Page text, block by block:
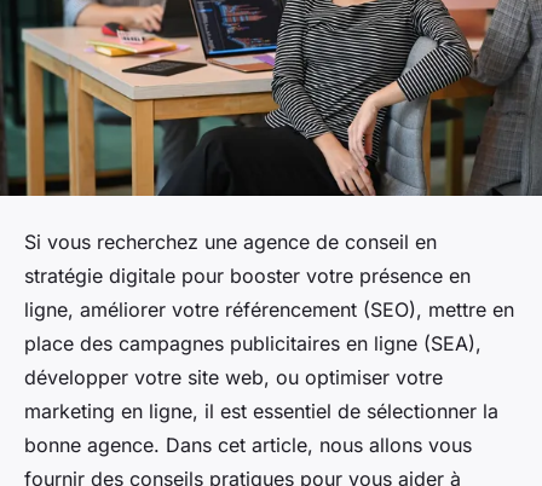
Si vous recherchez une agence de conseil en
stratégie digitale pour booster votre présence en
ligne, améliorer votre référencement (SEO), mettre en
place des campagnes publicitaires en ligne (SEA),
développer votre site web, ou optimiser votre
marketing en ligne, il est essentiel de sélectionner la
bonne agence. Dans cet article, nous allons vous
fournir des conseils pratiques pour vous aider à